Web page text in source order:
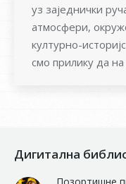
уз заједнички
атмосфери,
културно-
смо прилику да
Дигитална